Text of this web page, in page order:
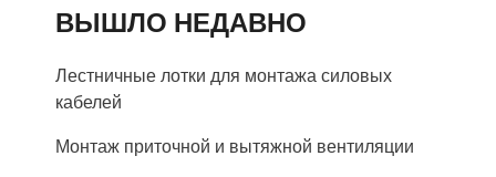
ВЫШЛО НЕДАВНО
Лестничные лотки для монтажа силовых
кабелей
Монтаж приточной и вытяжной вентиляции